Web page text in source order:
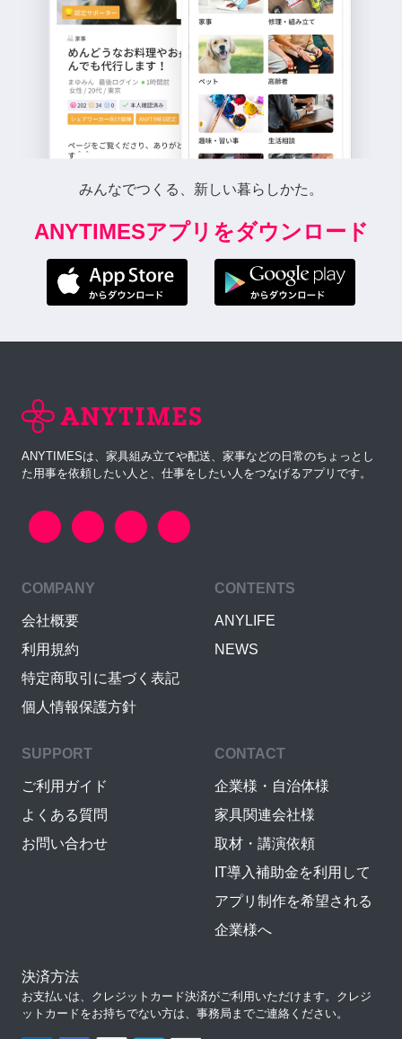
みんなでつくる、新しい暮らしかた。
ANYTIMESアプリをダウンロード
ANYTIMESは、家具組み立てや配送、家事などの日常のちょっとし
た用事を依頼したい人と、仕事をしたい人をつなげるアプリです。
COMPANY
会社概要
利用規約
特定商取引に基づく表記
個人情報保護方針
CONTENTS
ANYLIFE
NEWS
SUPPORT
ご利用ガイド
よくある質問
お問い合わせ
CONTACT
企業様・自治体様
家具関連会社様
取材・講演依頼
IT導入補助金を利用して
アプリ制作を希望される
企業様へ
決済方法
お支払いは、クレジットカード決済がご利用いただけます。クレジ
ットカードをお持ちでない方は、事務局までご連絡ください。